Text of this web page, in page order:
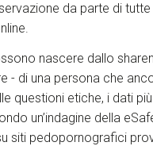
da parte di
nascere dallo
- di una persona che
questioni etiche, i dati
un’indagine della
siti pedopornografici